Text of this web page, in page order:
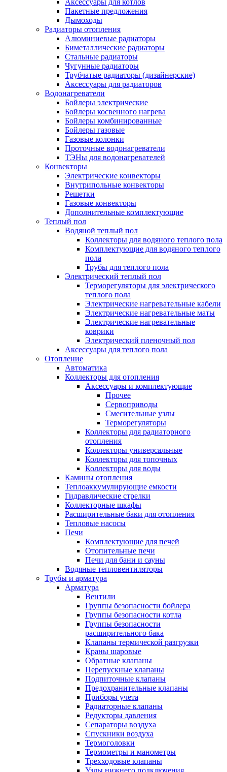
Аксессуары для котлов
Пакетные предложения
Дымоходы
Радиаторы отопления
Алюминиевые радиаторы
Биметаллические радиаторы
Стальные радиаторы
Чугунные радиаторы
Трубчатые радиаторы (дизайнерские)
Аксессуары для радиаторов
Водонагреватели
Бойлеры электрические
Бойлеры косвенного нагрева
Бойлеры комбинированные
Бойлеры газовые
Газовые колонки
Проточные водонагреватели
ТЭНы для водонагревателей
Конвекторы
Электрические конвекторы
Внутрипольные конвекторы
Решетки
Газовые конвекторы
Дополнительные комплектующие
Теплый пол
Водяной теплый пол
Коллекторы для водяного теплого пола
Комплектующие для водяного теплого
пола
Трубы для теплого пола
Электрический теплый пол
Терморегуляторы для электрического
теплого пола
Электрические нагревательные кабели
Электрические нагревательные маты
Электрические нагревательные
коврики
Электрический пленочный пол
Аксессуары для теплого пола
Отопление
Автоматика
Коллекторы для отопления
Аксессуары и комплектующие
Прочее
Сервоприводы
Смесительные узлы
Терморегуляторы
Коллекторы для радиаторного
отопления
Коллекторы универсальные
Коллекторы для топочных
Коллекторы для воды
Камины отопления
Теплоаккумулирующие емкости
Гидравлические стрелки
Коллекторные шкафы
Расширительные баки для отопления
Тепловые насосы
Печи
Комплектующие для печей
Отопительные печи
Печи для бани и сауны
Водяные тепловентиляторы
Трубы и арматура
Арматура
Вентили
Группы безопасности бойлера
Группы безопасности котла
Группы безопасности
расширительного бака
Клапаны термической разгрузки
Краны шаровые
Обратные клапаны
Перепускные клапаны
Подпиточные клапаны
Предохранительные клапаны
Приборы учета
Радиаторные клапаны
Редукторы давления
Сепараторы воздуха
Спускники воздуха
Термоголовки
Термометры и манометры
Трехходовые клапаны
Узлы нижнего подключения